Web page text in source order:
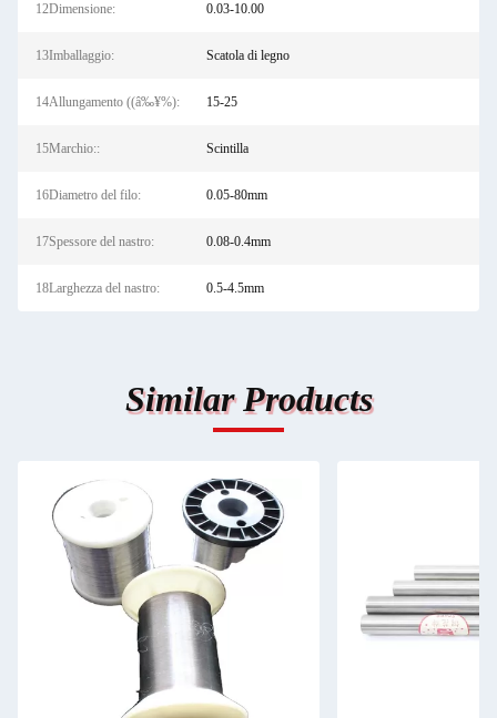
12Dimensione: 0.03-10.00
13Imballaggio: Scatola di legno
14Allungamento ((â‰¥%): 15-25
15Marchio:: Scintilla
16Diametro del filo: 0.05-80mm
17Spessore del nastro: 0.08-0.4mm
18Larghezza del nastro: 0.5-4.5mm
Similar Products